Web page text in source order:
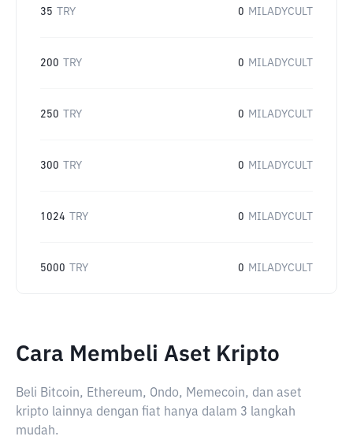
35 TRY 0 MILADYCULT
200 TRY 0 MILADYCULT
250 TRY 0 MILADYCULT
300 TRY 0 MILADYCULT
1024 TRY 0 MILADYCULT
5000 TRY 0 MILADYCULT
Cara Membeli Aset Kripto
Beli Bitcoin, Ethereum, Ondo, Memecoin, dan aset
kripto lainnya dengan fiat hanya dalam 3 langkah
mudah.